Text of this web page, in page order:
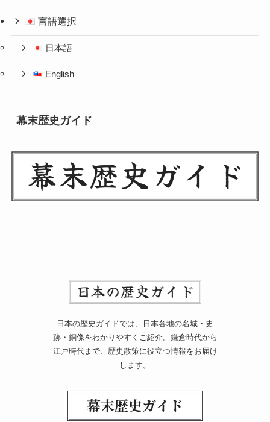
言語選択
日本語
English
幕末歴史ガイド
日本の歴史ガイドでは、日本各地の名城・史
跡・銅像をわかりやすくご紹介。鎌倉時代から
江戸時代まで、歴史散策に役立つ情報をお届け
します。